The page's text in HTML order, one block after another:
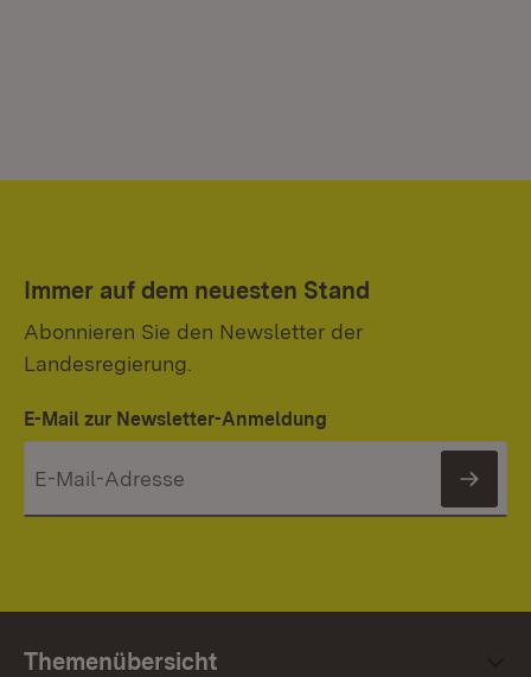
Immer auf dem neuesten Stand
Abonnieren Sie den Newsletter der
Landesregierung.
E-Mail zur Newsletter-Anmeldung
Themenübersicht